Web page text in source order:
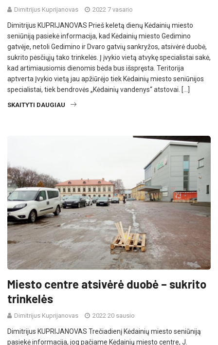
Dimitrijus Kuprijanovas 2022 7 vasario
Dimitrijus KUPRIJANOVAS Prieš keletą dienų Kėdainių miesto
seniūniją pasiekė informacija, kad Kėdainių miesto Gedimino
gatvėje, netoli Gedimino ir Dvaro gatvių sankryžos, atsivėrė duobė,
sukrito pėsčiųjų tako trinkelės. Į įvykio vietą atvykę specialistai sakė,
kad artimiausiomis dienomis bėda bus išspręsta. Teritorija
aptverta Įvykio vietą jau apžiūrėjo tiek Kėdainių miesto seniūnijos
specialistai, tiek bendrovės „Kėdainių vandenys“ atstovai. […]
SKAITYTI DAUGIAU
Miesto centre atsivėrė duobė – sukrito
trinkelės
Dimitrijus Kuprijanovas 2022 20 sausio
Dimitrijus KUPRIJANOVAS Trečiadienį Kėdainių miesto seniūniją
pasiekė informacija, jog pačiame Kėdainių miesto centre, J.